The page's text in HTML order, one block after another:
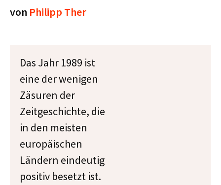
von Philipp Ther
Das Jahr 1989 ist
eine der wenigen
Zäsuren der
Zeitgeschichte, die
in den meisten
europäischen
Ländern eindeutig
positiv besetzt ist.